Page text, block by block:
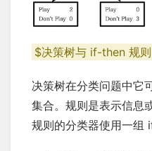
$决策树与 if-then 规则
决策树在分类问题中它
集合。规则是表示信息
规则的分类器使用一组